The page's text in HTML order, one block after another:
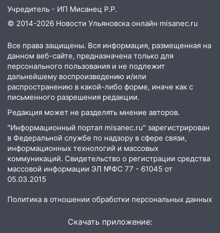
06:00 Четыре года борьбы: ульяновские
за плесень на стенах
05:00 Кому 6 августа звезды сулят
прибыль, а кому — испытания на
прочность
05.08.2026
22:58
Соцсети: на проспекте Тюленева
ДТП с мотоциклистом
20:22 Мошенники обманули 92-летнюю
жительницу Ульяновской области
19:14
Житель Ульяновской области
подвез троих незнакомцев на трассе и
Ульяновской области
Учредитель - ИП Мисанец Р.Р.
© 2014-2026 Новости Ульяновска онлайн misanec.ru
Все права защищены. Вся информация, размещенная на
данном веб-сайте, предназначена только для
персонального пользования и не подлежит
дальнейшему воспроизведению и/или
распространению в какой-либо форме, иначе как с
письменного разрешения редакции.
Редакция может не разделять мнение авторов.
"Информационный портал misanec.ru" зарегистрирован
в Федеральной службе по надзору в сфере связи,
информационных технологий и массовых
коммуникаций. Свидетельство о регистрации средства
массовой информации ЭЛ №ФС 77 - 61045 от
05.03.2015
Политика в отношении обработки персональных данных
Скачать приложение: